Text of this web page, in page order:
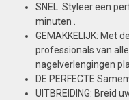
SNEL: Styleer een
minuten .
GEMAKKELIJK: Met
professionals van
nagelverlengingen
DE PERFECTE
UITBREIDING: Breid